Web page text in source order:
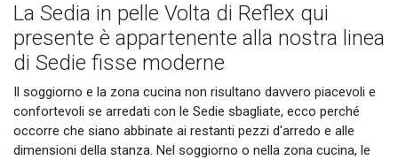
La Sedia in pelle Volta di Reflex qui
presente è appartenente alla nostra linea
di Sedie fisse moderne
Il soggiorno e la zona cucina non risultano davvero piacevoli e
confortevoli se arredati con le Sedie sbagliate, ecco perché
occorre che siano abbinate ai restanti pezzi d'arredo e alle
dimensioni della stanza. Nel soggiorno o nella zona cucina, le